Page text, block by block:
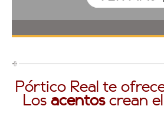
Pórtico Real te
Los acentoscrean